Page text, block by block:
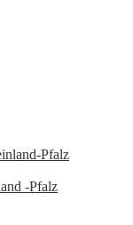
Pfalz
-Pfalz